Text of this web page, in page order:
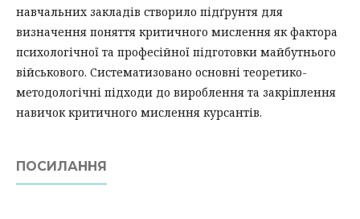
навчальних закладів створило підґрунтя для
визначення поняття критичного мислення як фактора
психологічної та професійної підготовки майбутнього
військового. Систематизовано основні теоретико-
методологічні підходи до вироблення та закріплення
навичок критичного мислення курсантів.
ПОСИЛАННЯ